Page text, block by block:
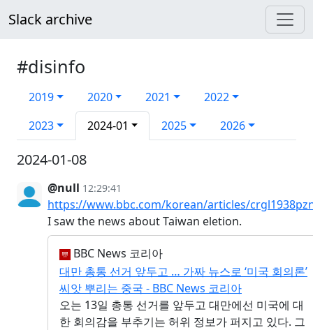
Slack archive
#disinfo
2019 2020 2021
2022
2023
2024-01 2025 2026
2024-01-08
@null 12:29:41
https://www.bbc.com/korean/articles/
I saw the news about Taiwan eletion.
BBC News 코리아
대만 총통 선거 앞두고 … 가짜 뉴스로 ‘미국 회의론’
씨앗 뿌리는 중국 - BBC News 코리아
오는 13일 총통 선거를 앞두고 대만에선 미국에 대
한 회의감을 부추기는 허위 정보가 퍼지고 있다. 그